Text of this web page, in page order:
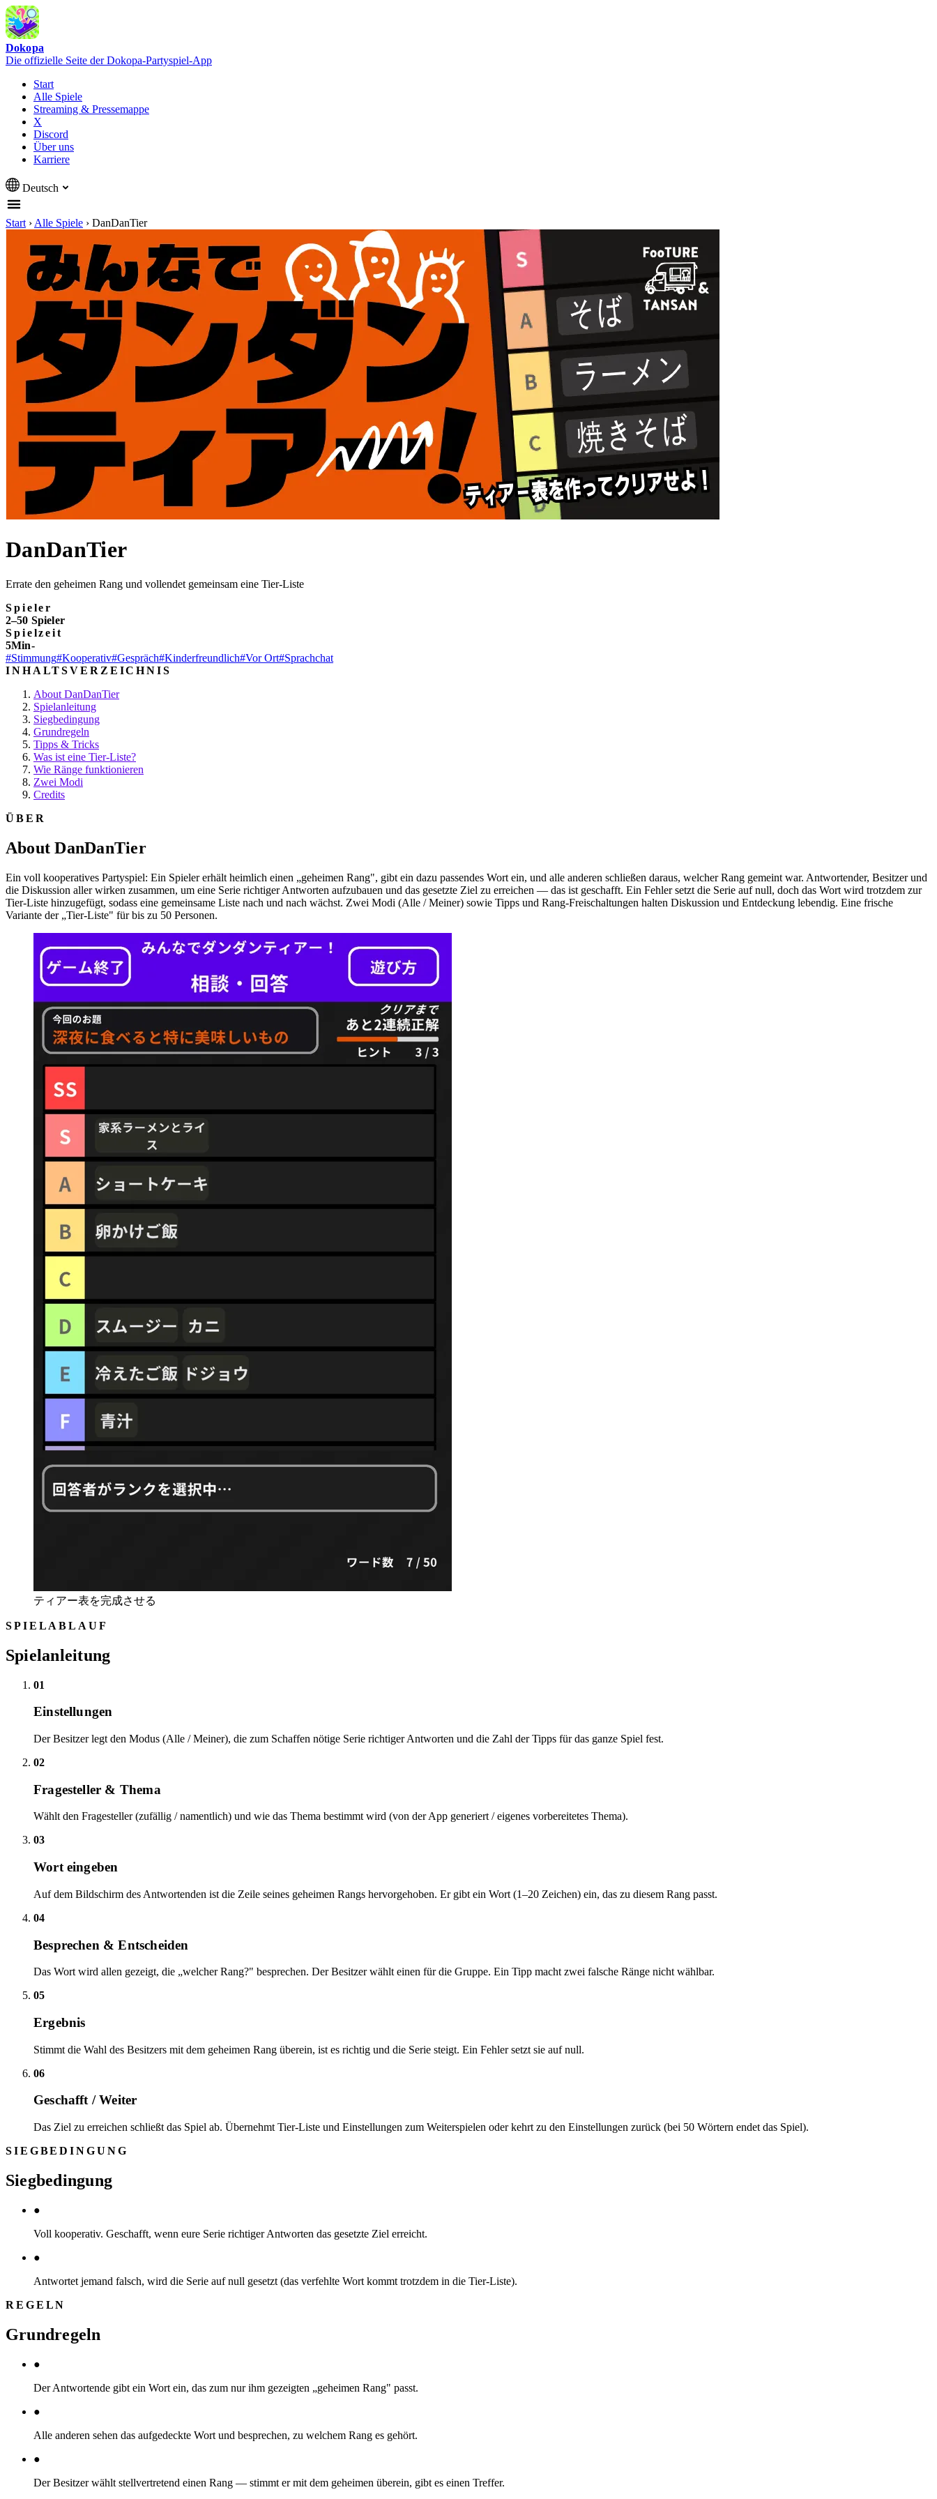
Dokopa
Die offizielle Seite der Dokopa-Partyspiel-App
Start
Alle Spiele
Streaming & Pressemappe
X
Discord
Über uns
Karriere
Deutsch
Start › Alle Spiele › DanDanTier
DanDanTier
Errate den geheimen Rang und vollendet gemeinsam eine Tier-Liste
Spieler
2–50 Spieler
Spielzeit
5Min-
#Stimmung#Kooperativ#Gespräch#Kinderfreundlich#Vor Ort#Sprachchat
INHALTSVERZEICHNIS
About DanDanTier
Spielanleitung
Siegbedingung
Grundregeln
Tipps & Tricks
Was ist eine Tier-Liste?
Wie Ränge funktionieren
Zwei Modi
Credits
ÜBER
About DanDanTier
Ein voll kooperatives Partyspiel: Ein Spieler erhält heimlich einen „geheimen Rang", gibt ein dazu passendes Wort ein, und alle anderen schließen daraus, welcher Rang gemeint war. Antwortender, Besitzer und
die Diskussion aller wirken zusammen, um eine Serie richtiger Antworten aufzubauen und das gesetzte Ziel zu erreichen — das ist geschafft. Ein Fehler setzt die Serie auf null, doch das Wort wird trotzdem zur
Tier-Liste hinzugefügt, sodass eine gemeinsame Liste nach und nach wächst. Zwei Modi (Alle / Meiner) sowie Tipps und Rang-Freischaltungen halten Diskussion und Entdeckung lebendig. Eine frische
Variante der „Tier-Liste" für bis zu 50 Personen.
ティアー表を完成させる
SPIELABLAUF
Spielanleitung
01
Einstellungen
Der Besitzer legt den Modus (Alle / Meiner), die zum Schaffen nötige Serie richtiger Antworten und die Zahl der Tipps für das ganze Spiel fest.
02
Fragesteller & Thema
Wählt den Fragesteller (zufällig / namentlich) und wie das Thema bestimmt wird (von der App generiert / eigenes vorbereitetes Thema).
03
Wort eingeben
Auf dem Bildschirm des Antwortenden ist die Zeile seines geheimen Rangs hervorgehoben. Er gibt ein Wort (1–20 Zeichen) ein, das zu diesem Rang passt.
04
Besprechen & Entscheiden
Das Wort wird allen gezeigt, die „welcher Rang?" besprechen. Der Besitzer wählt einen für die Gruppe. Ein Tipp macht zwei falsche Ränge nicht wählbar.
05
Ergebnis
Stimmt die Wahl des Besitzers mit dem geheimen Rang überein, ist es richtig und die Serie steigt. Ein Fehler setzt sie auf null.
06
Geschafft / Weiter
Das Ziel zu erreichen schließt das Spiel ab. Übernehmt Tier-Liste und Einstellungen zum Weiterspielen oder kehrt zu den Einstellungen zurück (bei 50 Wörtern endet das Spiel).
SIEGBEDINGUNG
Siegbedingung
●
Voll kooperativ. Geschafft, wenn eure Serie richtiger Antworten das gesetzte Ziel erreicht.
●
Antwortet jemand falsch, wird die Serie auf null gesetzt (das verfehlte Wort kommt trotzdem in die Tier-Liste).
REGELN
Grundregeln
●
Der Antwortende gibt ein Wort ein, das zum nur ihm gezeigten „geheimen Rang" passt.
●
Alle anderen sehen das aufgedeckte Wort und besprechen, zu welchem Rang es gehört.
●
Der Besitzer wählt stellvertretend einen Rang — stimmt er mit dem geheimen überein, gibt es einen Treffer.